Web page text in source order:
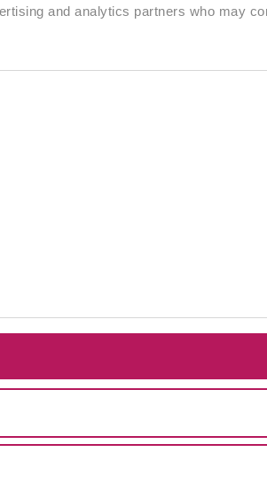
and analytics partners who may